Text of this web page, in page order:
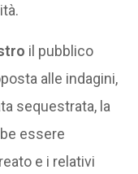
il pubblico
alle indagini,
sequestrata, la
essere
e i relativi